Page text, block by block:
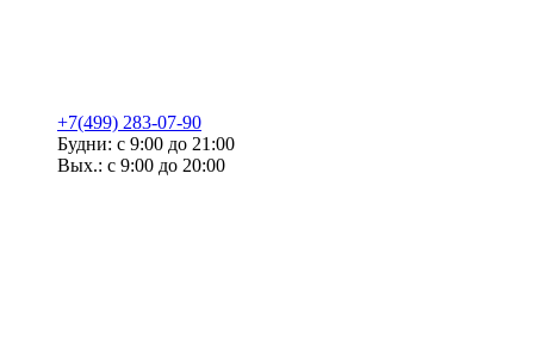
+7(499) 283-07-90
Будни: с 9:00 до 21:00
Вых.: с 9:00 до 20:00